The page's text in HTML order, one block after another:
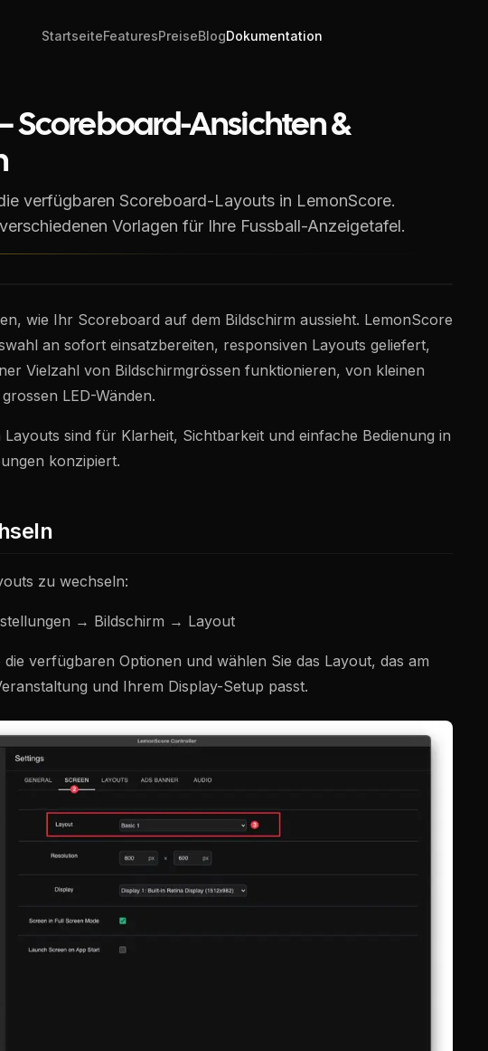
StartseiteFeaturesPreiseBlogDokumentation
Scoreboard-Ansichten &
verfügbaren Scoreboard-Layouts in LemonScore.
Vorlagen für Ihre Fussball-Anzeigetafel.
wie Ihr Scoreboard auf dem Bildschirm aussieht. LemonScore
an sofort einsatzbereiten, responsiven Layouts geliefert,
Vielzahl von Bildschirmgrössen funktionieren, von kleinen
LED-Wänden.
Layouts sind für Klarheit, Sichtbarkeit und einfache Bedienung in
konzipiert.
zu wechseln:
→ Bildschirm → Layout
verfügbaren Optionen und wählen Sie das Layout, das am
und Ihrem Display-Setup passt.